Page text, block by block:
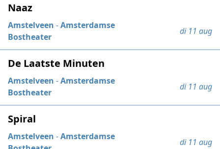
Naaz
Amstelveen -Amsterdamse
Bostheater
di 11 aug
De Laatste Minuten
Amstelveen -Amsterdamse
Bostheater
di 11 aug
Spiral
Amstelveen -Amsterdamse
di 11 aug